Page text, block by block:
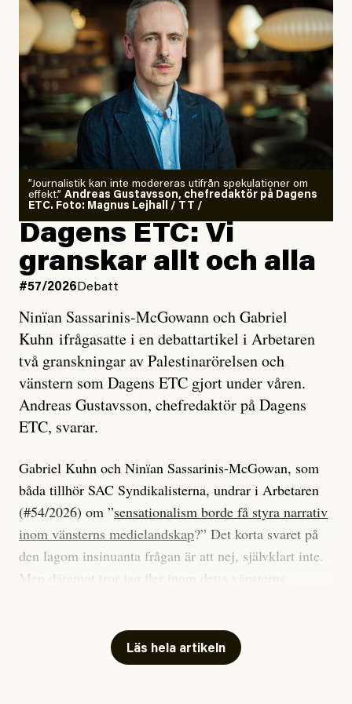
”Journalistik kan inte modereras utifrån spekulationer om
effekt.” Andreas Gustavsson, chefredaktör på Dagens
ETC. Foto: Magnus Lejhall / TT /
Dagens ETC: Vi
granskar allt och alla
#57/2026 Debatt
Ninïan Sassarinis-McGowann och Gabriel
Kuhn ifrågasatte i en debattartikel i Arbetaren
två granskningar av Palestinarörelsen och
vänstern som Dagens ETC gjort under våren.
Andreas Gustavsson, chefredaktör på Dagens
ETC, svarar.
Gabriel Kuhn och Ninïan Sassarinis-McGowan, som
båda tillhör SAC Syndikalisterna, undrar i Arbetaren
(#54/2026) om ”sensationalism borde få styra narrativ
inom vänsterns medielandskap?” Det korta svaret på
den lagom insinuanta frågan är att nej, självklart inte.
Men däremot tror jag fler inom detta vänsterns
journalistik som vänder sig till många snarare än att
jaga inbördes beundran. Det har i alla fall fungerat för
Läs hela artikeln